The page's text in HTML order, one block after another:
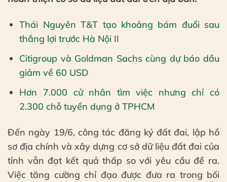
Thái Nguyên T&T tạo khoảng bám đuổi sau
thắng lợi trước Hà Nội II
Citigroup và Goldman Sachs cùng dự báo dầu
giảm về 60 USD
Hơn 7.000 cử nhân tìm việc nhưng chỉ có
2.300 chỗ tuyển dụng ở TPHCM
Đến ngày 19/6, công tác đăng ký đất đai, lập hồ
sơ địa chính và xây dựng cơ sở dữ liệu đất đai của
tỉnh vẫn đạt kết quả thấp so với yêu cầu đề ra.
Việc tăng cường chỉ đạo được đưa ra trong bối